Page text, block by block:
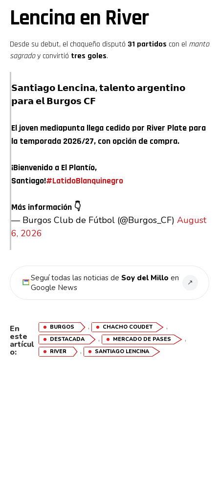
Lencina en River
Desde su debut, el chaqueño disputó 31 partidos con el manto
sagradoy convirtió tres goles.
𝗦𝗮𝗻𝘁𝗶𝗮𝗴𝗼 𝗟𝗲𝗻𝗰𝗶𝗻𝗮, 𝘁𝗮𝗹𝗲𝗻𝘁𝗼 𝗮𝗿𝗴𝗲𝗻𝘁𝗶𝗻𝗼
𝗽𝗮𝗿𝗮 𝗲𝗹 𝗕𝘂𝗿𝗴𝗼𝘀 𝗖𝗙
El joven mediapunta llega cedido por River Plate para
la temporada 2026/27, con opción de compra.
¡Bienvenido a El Plantío,
Santiago!#LatidoBlanquinegro
Más información 👇
— Burgos Club de Fútbol (@Burgos_CF) August
6, 2026
Seguí todas las noticias de Soy del Millo en
Google News
↗
En
este
artícul
o:
BURGOS , CHACHO COUDET ,
DESTACADA , MERCADO DE PASES ,
RIVER , SANTIAGO LENCINA